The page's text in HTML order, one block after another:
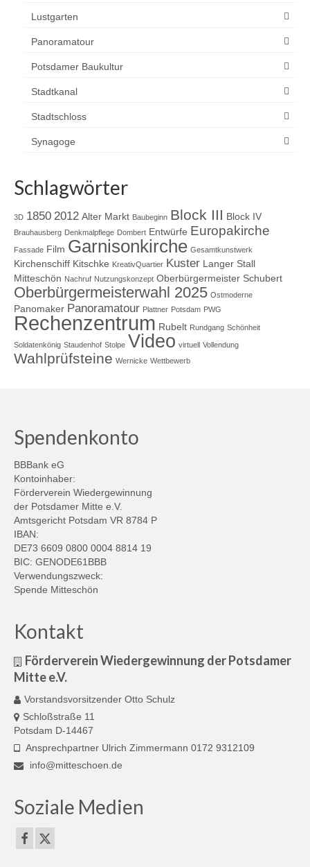
Lustgarten
Panoramatour
Potsdamer Baukultur
Stadtkanal
Stadtschloss
Synagoge
Schlagwörter
3D 1850 2012 Alter Markt Baubeginn Block III Block IV
Brauhausberg Denkmalpflege Dombert Entwürfe Europakirche
Fassade Film Garnisonkirche Gesamtkunstwerk
Kirchenschiff Kitschke KreativQuartier Kuster Langer Stall
Mitteschön Nachruf Nutzungskonzept Oberbürgermeister Schubert
Oberbürgermeisterwahl 2025 Ostmoderne
Panomaker Panoramatour Plattner Potsdam PWG
Rechenzentrum Rubelt Rundgang Schönheit
Soldatenkönig Staudenhof Stolpe Video virtuell Vollendung
Wahlprüfsteine Wernicke Wettbewerb
Spendenkonto
BBBank eG
Kontoinhaber:
Förderverein Wiedergewinnung
der Potsdamer Mitte e.V.
Amtsgericht Potsdam VR 8784 P
IBAN:
DE73 6609 0800 0004 8814 19
BIC: GENODE61BBB
Verwendungszweck:
Spende Mitteschön
Kontakt
Förderverein Wiedergewinnung der Potsdamer
Mitte e.V.
Vorstandsvorsitzender Otto Schulz
Schloßstraße 11
Potsdam D-14467
Ansprechpartner Ulrich Zimmermann 0172 9312109
info@mitteschoen.de
Soziale Medien